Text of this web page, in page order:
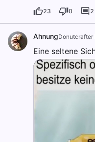
23 0 2
AhnungDonutcrafter
Eine seltene